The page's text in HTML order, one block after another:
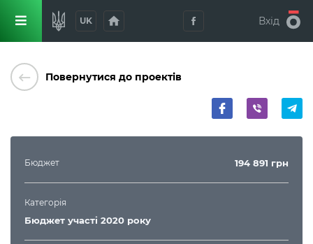
UK home Вхід
keyboard_backspace Повернутися до проектів
Бюджет 194 891 грн
Категорія
Бюджет участі 2020 року